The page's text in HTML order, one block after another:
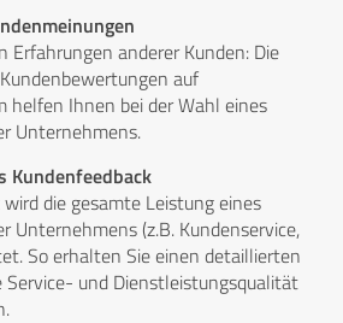
Erfahrungen anderer Kunden: Die
auf
helfen Ihnen bei der Wahl eines
Unternehmens.
Kundenfeedback
die gesamte Leistung eines
Unternehmens (z.B. Kundenservice,
So erhalten Sie einen detaillierten
Service- und Dienstleistungsqualität